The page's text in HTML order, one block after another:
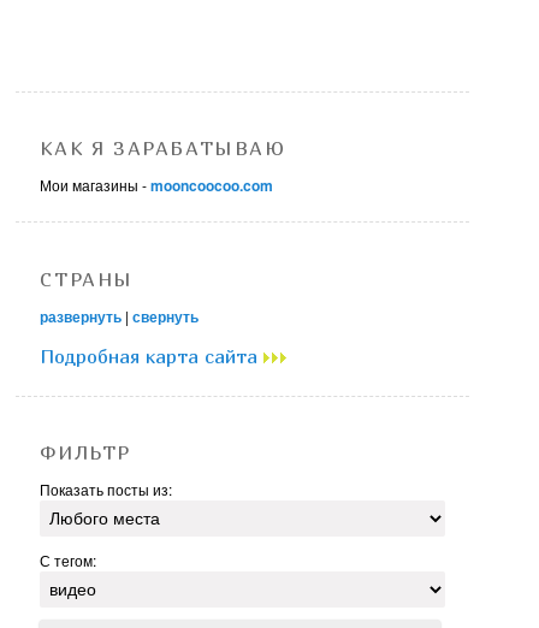
КАК Я ЗАРАБАТЫВАЮ
Мои магазины -mooncoocoo.com
СТРАНЫ
развернуть |свернуть
Подробная карта сайта
ФИЛЬТР
Показать посты из:
С тегом: